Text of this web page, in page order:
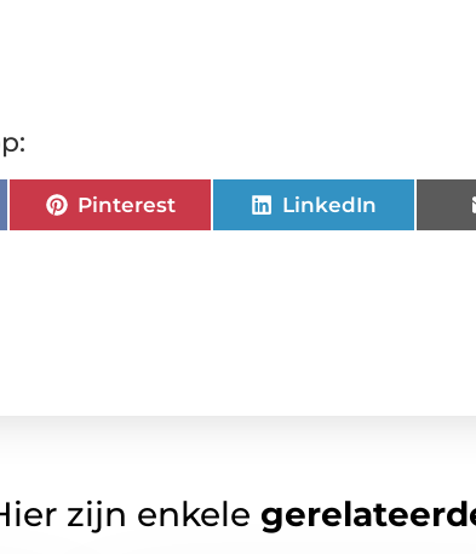
Pinterest LinkedIn
zijn enkele